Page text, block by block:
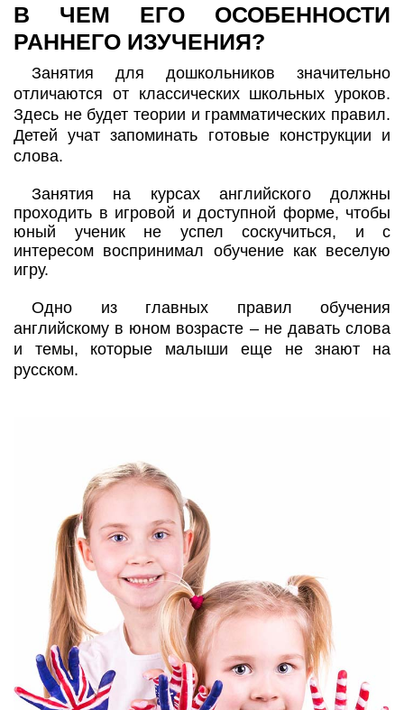
В ЧЕМ ЕГО ОСОБЕННОСТИ
РАННЕГО ИЗУЧЕНИЯ?
Занятия для дошкольников значительно
отличаются от классических школьных уроков.
Здесь не будет теории и грамматических правил.
Детей учат запоминать готовые конструкции и
слова.
Занятия на курсах английского должны
проходить в игровой и доступной форме, чтобы
юный ученик не успел соскучиться, и с
интересом воспринимал обучение как веселую
игру.
Одно из главных правил обучения
английскому в юном возрасте – не давать слова
и темы, которые малыши еще не знают на
русском.